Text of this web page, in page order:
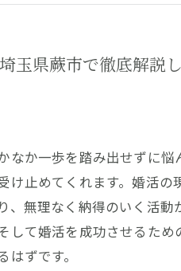
玉県蕨市で徹底解説
なか一歩を踏み出せずに
け止めてくれます。婚活
、無理なく納得のいく活
して婚活を成功させるた
ずです。